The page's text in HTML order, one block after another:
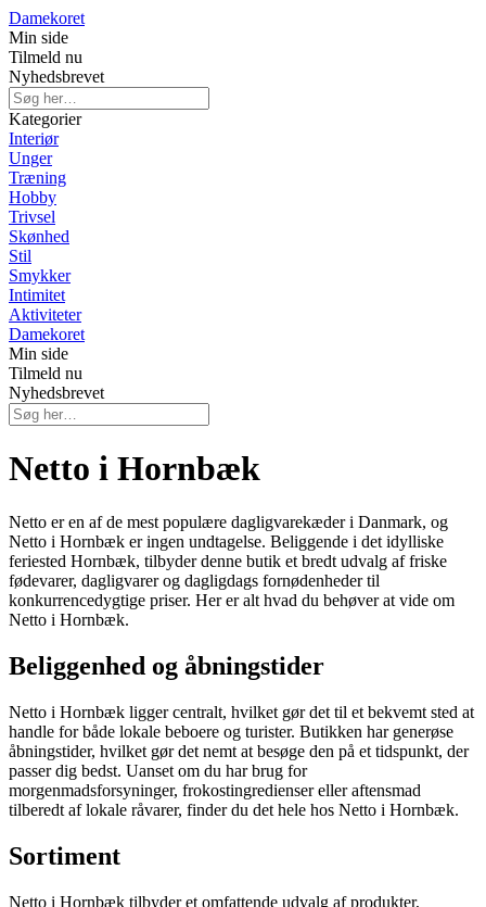
Damekoret
Min side
Tilmeld nu
Nyhedsbrevet
Kategorier
Interiør
Unger
Træning
Hobby
Trivsel
Skønhed
Stil
Smykker
Intimitet
Aktiviteter
Damekoret
Min side
Tilmeld nu
Nyhedsbrevet
Netto i Hornbæk
Netto er en af de mest populære dagligvarekæder i Danmark, og
Netto i Hornbæk er ingen undtagelse. Beliggende i det idylliske
feriested Hornbæk, tilbyder denne butik et bredt udvalg af friske
fødevarer, dagligvarer og dagligdags fornødenheder til
konkurrencedygtige priser. Her er alt hvad du behøver at vide om
Netto i Hornbæk.
Beliggenhed og åbningstider
Netto i Hornbæk ligger centralt, hvilket gør det til et bekvemt sted at
handle for både lokale beboere og turister. Butikken har generøse
åbningstider, hvilket gør det nemt at besøge den på et tidspunkt, der
passer dig bedst. Uanset om du har brug for
morgenmadsforsyninger, frokostingredienser eller aftensmad
tilberedt af lokale råvarer, finder du det hele hos Netto i Hornbæk.
Sortiment
Netto i Hornbæk tilbyder et omfattende udvalg af produkter,